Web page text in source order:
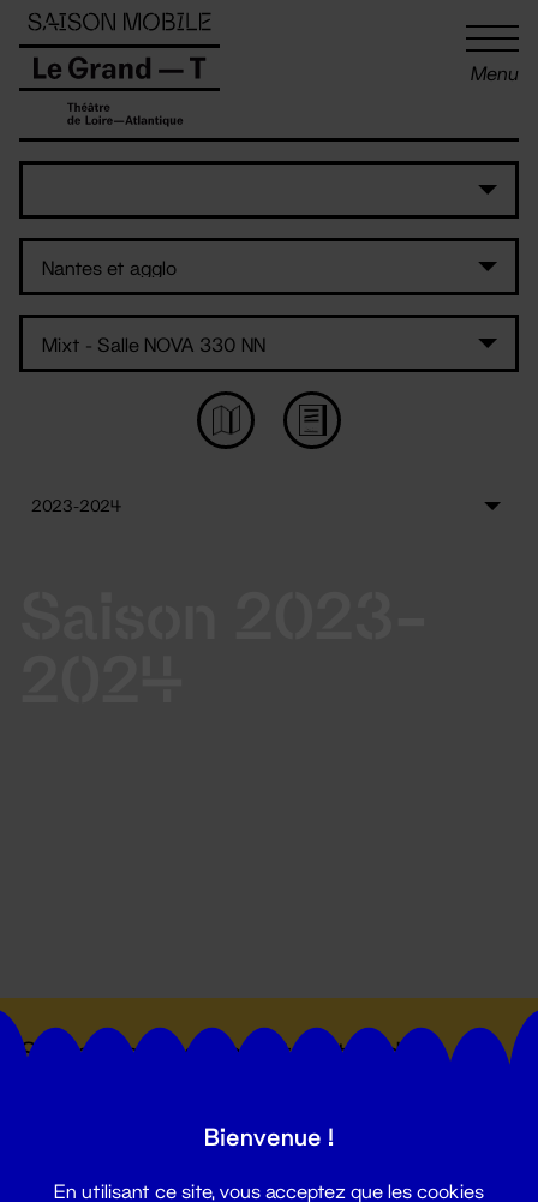
Menu
Suivez toutes les actualités du
Panneau de gestion des cookies
Bienvenue !
En utilisant ce site, vous acceptez que les cookies